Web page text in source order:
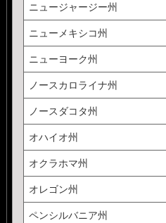
ニュージャージー州
ニューメキシコ州
ニューヨーク州
ノースカロライナ州
ノースダコタ州
オハイオ州
オクラホマ州
オレゴン州
ペンシルバニア州